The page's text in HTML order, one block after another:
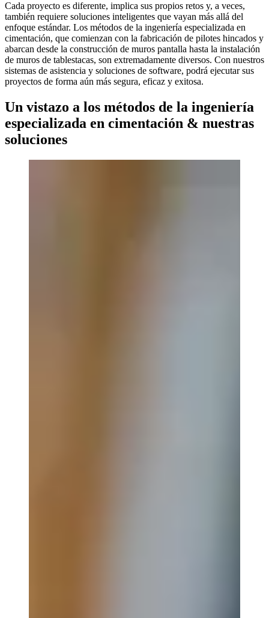
Cada proyecto es diferente, implica sus propios retos y, a veces,
también requiere soluciones inteligentes que vayan más allá del
enfoque estándar. Los métodos de la ingeniería especializada en
cimentación, que comienzan con la fabricación de pilotes hincados y
abarcan desde la construcción de muros pantalla hasta la instalación
de muros de tablestacas, son extremadamente diversos. Con nuestros
sistemas de asistencia y soluciones de software, podrá ejecutar sus
proyectos de forma aún más segura, eficaz y exitosa.
Un vistazo a los métodos de la ingeniería
especializada en cimentación & nuestras
soluciones